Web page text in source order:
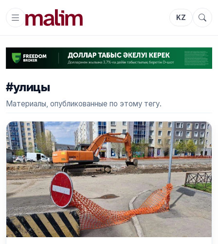
KZ
#улицы
Материалы, опубликованные по этому тегу.